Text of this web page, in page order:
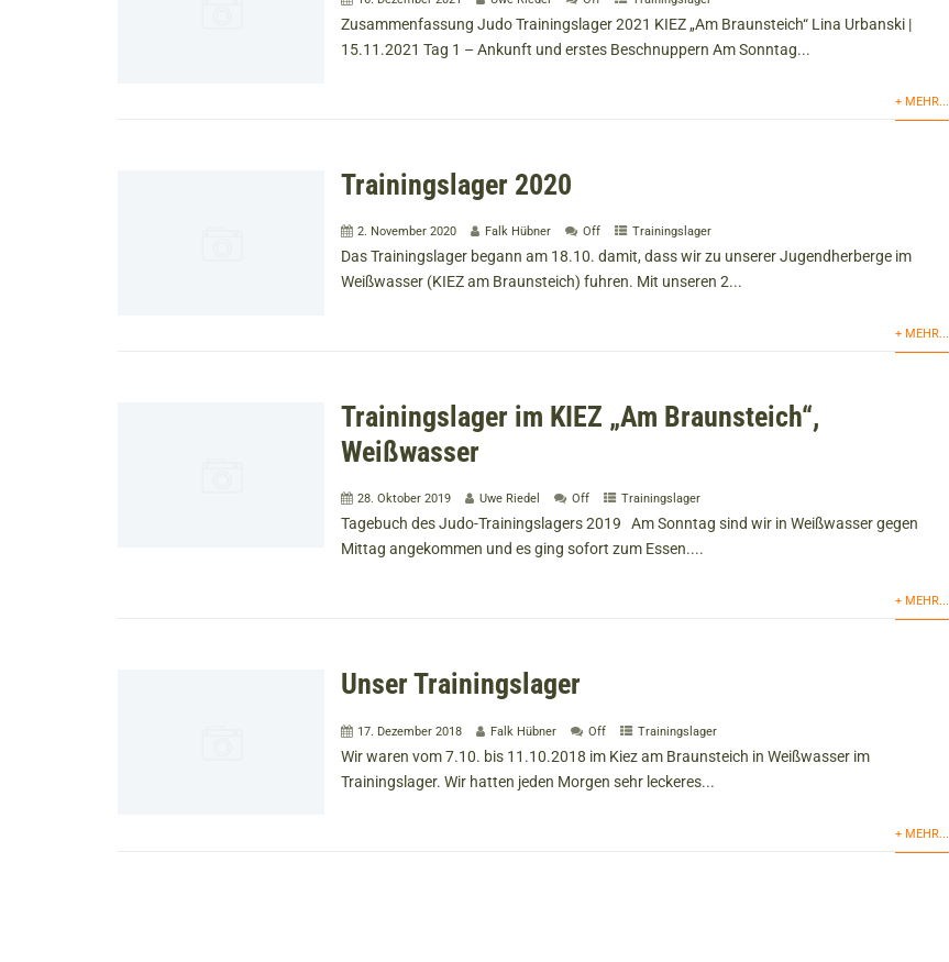
Zusammenfassung Judo Trainingslager 2021 KIEZ „Am Braunsteich“ Lina Urbanski |
15.11.2021 Tag 1 – Ankunft und erstes Beschnuppern Am Sonntag...
+ MEHR...
Trainingslager 2020
2. November 2020 Falk Hübner Off Trainingslager
Das Trainingslager begann am 18.10. damit, dass wir zu unserer Jugendherberge im
Weißwasser (KIEZ am Braunsteich) fuhren. Mit unseren 2...
+ MEHR...
Trainingslager im KIEZ „Am Braunsteich“,
Weißwasser
28. Oktober 2019 Uwe Riedel Off Trainingslager
Tagebuch des Judo-Trainingslagers 2019 Am Sonntag sind wir in Weißwasser gegen
Mittag angekommen und es ging sofort zum Essen....
+ MEHR...
Unser Trainingslager
17. Dezember 2018 Falk Hübner Off Trainingslager
Wir waren vom 7.10. bis 11.10.2018 im Kiez am Braunsteich in Weißwasser im
Trainingslager. Wir hatten jeden Morgen sehr leckeres...
+ MEHR...